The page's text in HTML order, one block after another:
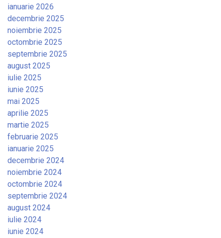
ianuarie 2026
decembrie 2025
noiembrie 2025
octombrie 2025
septembrie 2025
august 2025
iulie 2025
iunie 2025
mai 2025
aprilie 2025
martie 2025
februarie 2025
ianuarie 2025
decembrie 2024
noiembrie 2024
octombrie 2024
septembrie 2024
august 2024
iulie 2024
iunie 2024